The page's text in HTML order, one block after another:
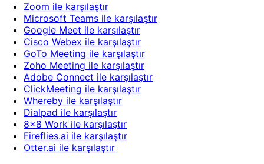
Zoom ile karşılaştır
Microsoft Teams ile karşılaştır
Google Meet ile karşılaştır
Cisco Webex ile karşılaştır
GoTo Meeting ile karşılaştır
Zoho Meeting ile karşılaştır
Adobe Connect ile karşılaştır
ClickMeeting ile karşılaştır
Whereby ile karşılaştır
Dialpad ile karşılaştır
8x8 Work ile karşılaştır
Fireflies.ai ile karşılaştır
Otter.ai ile karşılaştır